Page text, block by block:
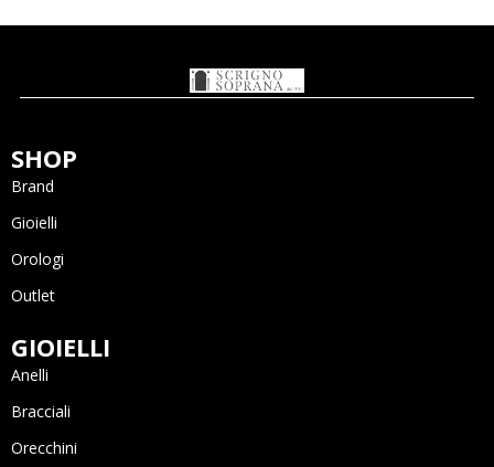
SHOP
Brand
Gioielli
Orologi
Outlet
GIOIELLI
Anelli
Bracciali
Orecchini